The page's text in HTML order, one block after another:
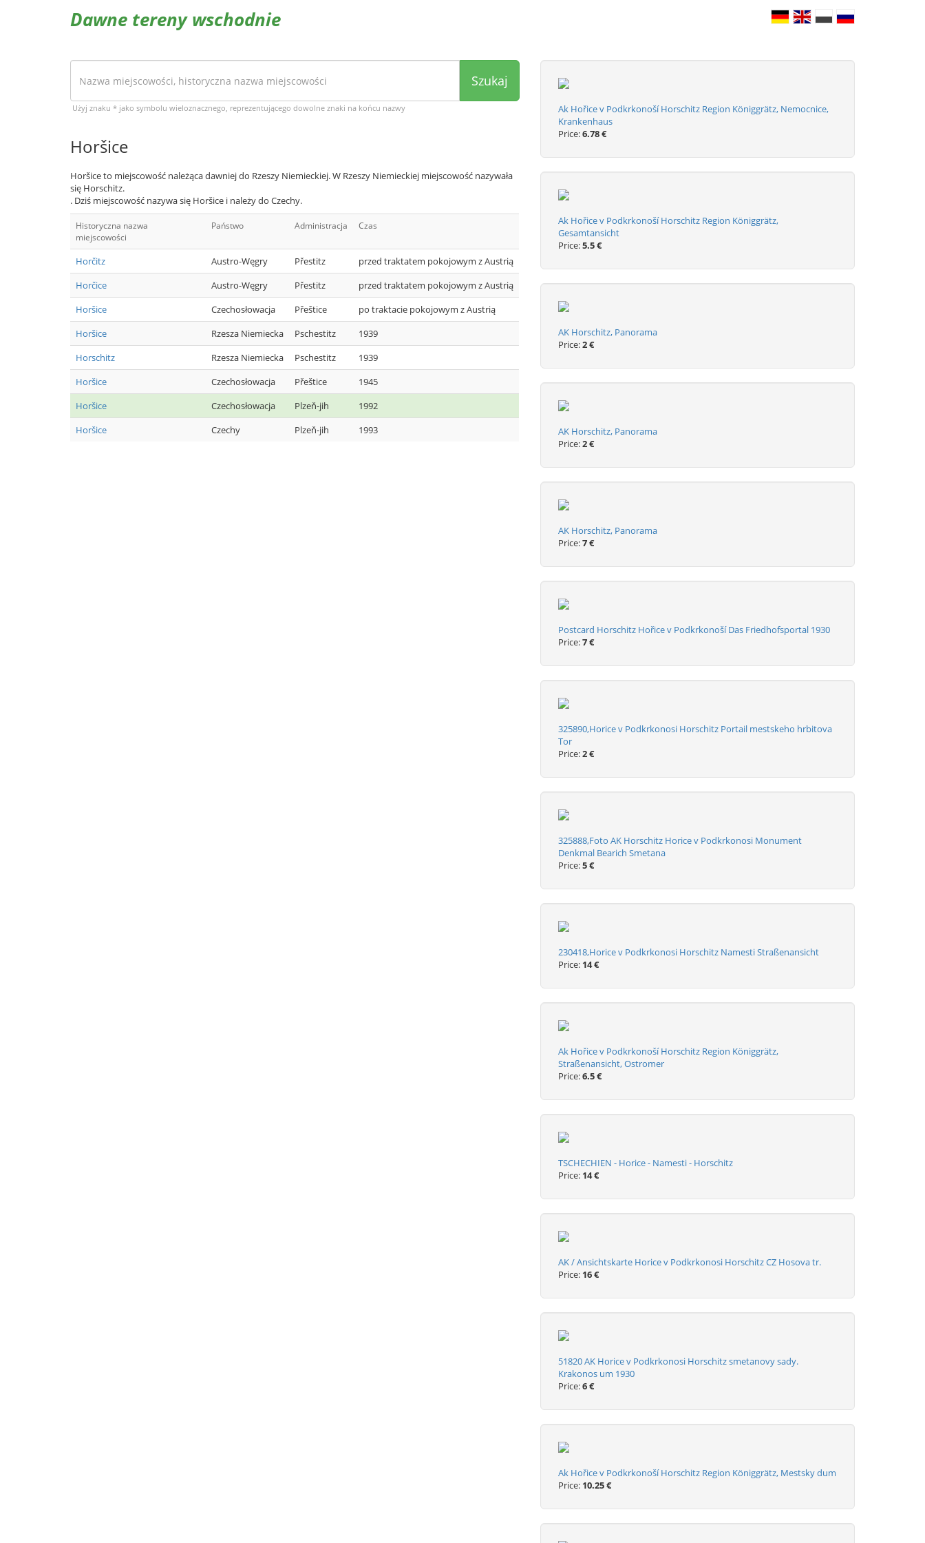
Dawne tereny wschodnie
Szukaj
Użyj znaku * jako symbolu wieloznacznego, reprezentującego dowolne znaki na końcu nazwy
Horšice
Horšice to miejscowość należąca dawniej do Rzeszy Niemieckiej. W Rzeszy Niemieckiej miejscowość nazywała
się Horschitz.
. Dziś miejscowość nazywa się Horšice i należy do Czechy.
Historyczna nazwa
miejscowości
Państwo Administracja Czas
Horčitz Austro-Węgry Přestitz
przed traktatem pokojowym z Austrią
Horčice
Austro-Węgry Přestitz
przed traktatem pokojowym z Austrią
Horšice
Czechosłowacja Přeštice
po traktacie pokojowym z Austrią
Horšice
Rzesza Niemiecka Pschestitz
1939
Horschitz
Rzesza Niemiecka Pschestitz
1939
Horšice
Czechosłowacja Přeštice
1945
Horšice
Czechosłowacja Plzeň-jih
1992
Horšice
Czechy Plzeň-jih 1993
Ak Hořice v Podkrkonoší Horschitz Region Königgrätz, Nemocnice,
Krankenhaus
Price:6.78 €
Ak Hořice v Podkrkonoší Horschitz Region Königgrätz,
Gesamtansicht
Price:5.5 €
AK Horschitz, Panorama
Price:2 €
AK Horschitz, Panorama
Price:2 €
AK Horschitz, Panorama
Price:7 €
Postcard Horschitz Hořice v Podkrkonoší Das Friedhofsportal 1930
Price:7 €
325890,Horice v Podkrkonosi Horschitz Portail mestskeho hrbitova
Tor
Price:2 €
325888,Foto AK Horschitz Horice v Podkrkonosi Monument
Denkmal Bearich Smetana
Price:5 €
230418,Horice v Podkrkonosi Horschitz Namesti Straßenansicht
Price: 14 €
Ak Hořice v Podkrkonoší Horschitz Region Königgrätz,
Straßenansicht, Ostromer
Price:6.5 €
TSCHECHIEN - Horice - Namesti - Horschitz
Price: 14 €
AK / Ansichtskarte Horice v Podkrkonosi Horschitz CZ Hosova tr.
Price: 16 €
51820 AK Horice v Podkrkonosi Horschitz smetanovy sady.
Krakonos um 1930
Price:6 €
Ak Hořice v Podkrkonoší Horschitz Region Königgrätz, Mestsky dum
Price: 10.25 €